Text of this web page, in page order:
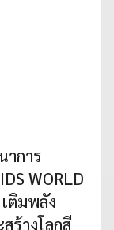
าการ
WORLD
ติมพลัง
ร้างโลกสี